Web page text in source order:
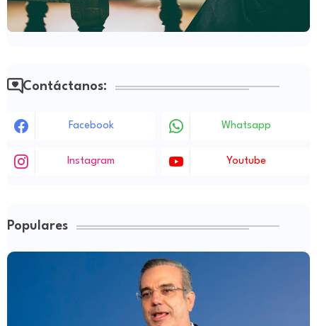
Contáctanos:
Facebook Whatsapp
Instagram Youtube
Populares